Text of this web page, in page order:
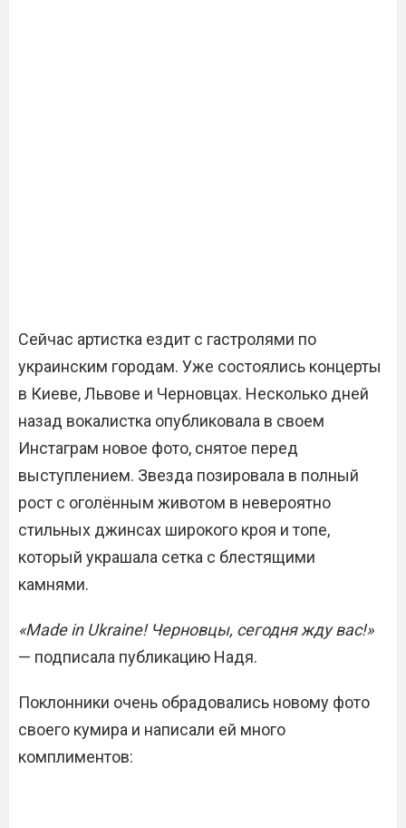
Сейчас артистка ездит с гастролями по
украинским городам. Уже состоялись концерты
в Киеве, Львове и Черновцах. Несколько дней
назад вокалистка опубликовала в своем
Инстаграм новое фото, снятое перед
выступлением. Звезда позировала в полный
рост с оголённым животом в невероятно
стильных джинсах широкого кроя и топе,
который украшала сетка с блестящими
камнями.
«Made in Ukraine! Черновцы, сегодня жду вас!»
— подписала публикацию Надя.
Поклонники очень обрадовались новому фото
своего кумира и написали ей много
комплиментов: